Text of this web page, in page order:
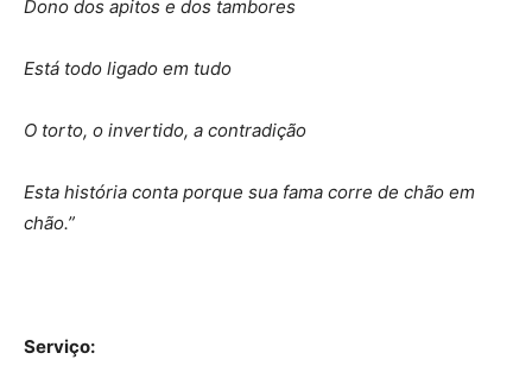
Dono dos apitos e dos tambores
Está todo ligado em tudo
O torto, o invertido, a contradição
Esta história conta porque sua fama corre de chão em
chão.”
Serviço: